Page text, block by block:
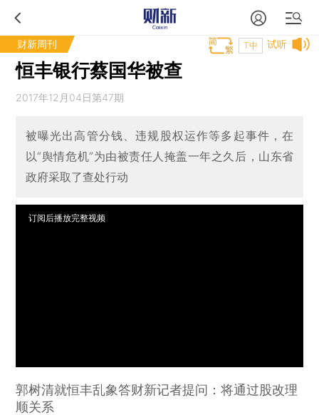
财新周刊 试听
T中
恒丰银行蔡国华被查
2017年12月04日第47期
被曝光出高管分钱、违规股权运作等多起事件，在
以“舆情危机”为由被责任人掩盖一年之久后，山东省
政府采取了查处行动
订阅后播放完整视频
郭树清就恒丰乱象答财新记者提问：将通过股改理
顺关系